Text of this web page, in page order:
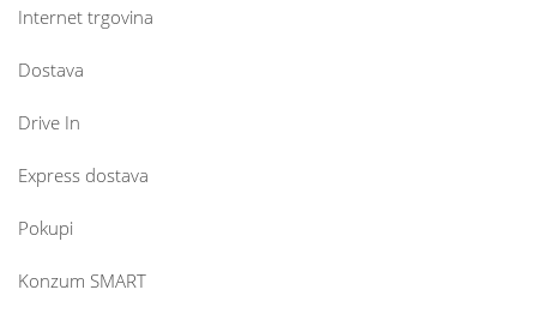
Internet trgovina
Dostava
Drive In
Express dostava
Pokupi
Konzum SMART